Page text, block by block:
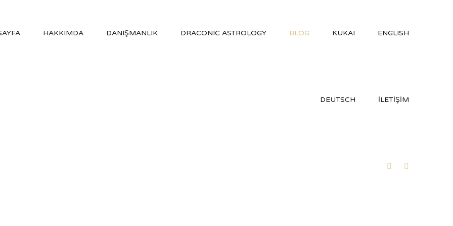
HAKKIMDA DANIŞMANLIK DRACONIC ASTROLOGY BLOG KUKAI ENGLISH
DEUTSCH İLETİŞİM